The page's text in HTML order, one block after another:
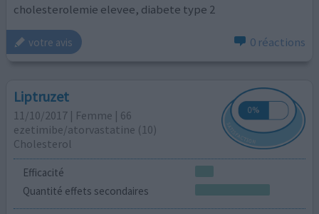
cholesterolemie elevee, diabete type 2
votre avis 0 réactions
Liptruzet
11/10/2017 | Femme | 66
ezetimibe/atorvastatine (10)
Cholesterol
Efficacité
Quantité effets secondaires